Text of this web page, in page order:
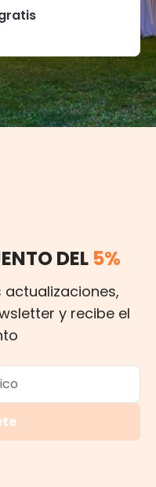
DEL 5%
y recibe el